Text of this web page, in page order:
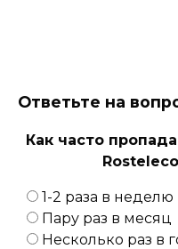
Ответьте на
Как часто
1-2 раза в неделю
Пару раз в месяц
Несколько раз в